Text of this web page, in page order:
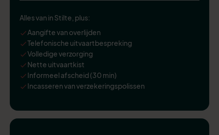
Alles van in Stilte, plus:
Aangifte van overlijden
Telefonische uitvaartbespreking
Volledige verzorging
Nette uitvaartkist
Informeel afscheid (30 min)
Incasseren van verzekeringspolissen